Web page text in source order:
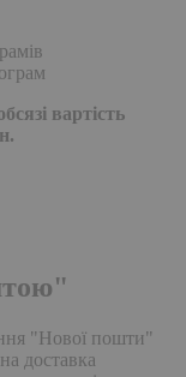
вартість
"Нової пошти"
доставка